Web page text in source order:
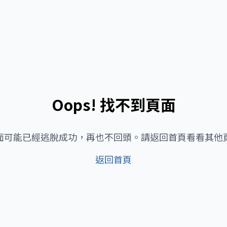
Oops! 找不到頁面
可能已經逃脫成功，再也不回頭。請返回首頁看看其他
返回首頁